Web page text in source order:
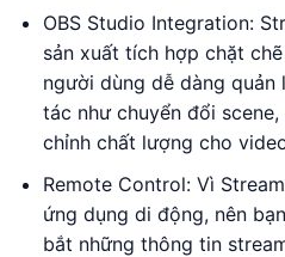
OBS Studio Integration:
sản xuất tích hợp chặt
người dùng dễ dàng quản
tác như chuyển đổi
chỉnh chất lượng cho
Remote Control: Vì
ứng dụng di động, nên
bắt những thông tin